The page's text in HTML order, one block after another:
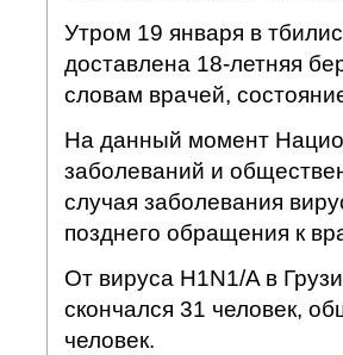
Утром 19 января в
доставлена 18-летняя
словам врачей,
На данный момент
заболеваний и
случая заболевания
позднего обращения к
От вируса H1N1/A в
скончался 31 человек,
человек.